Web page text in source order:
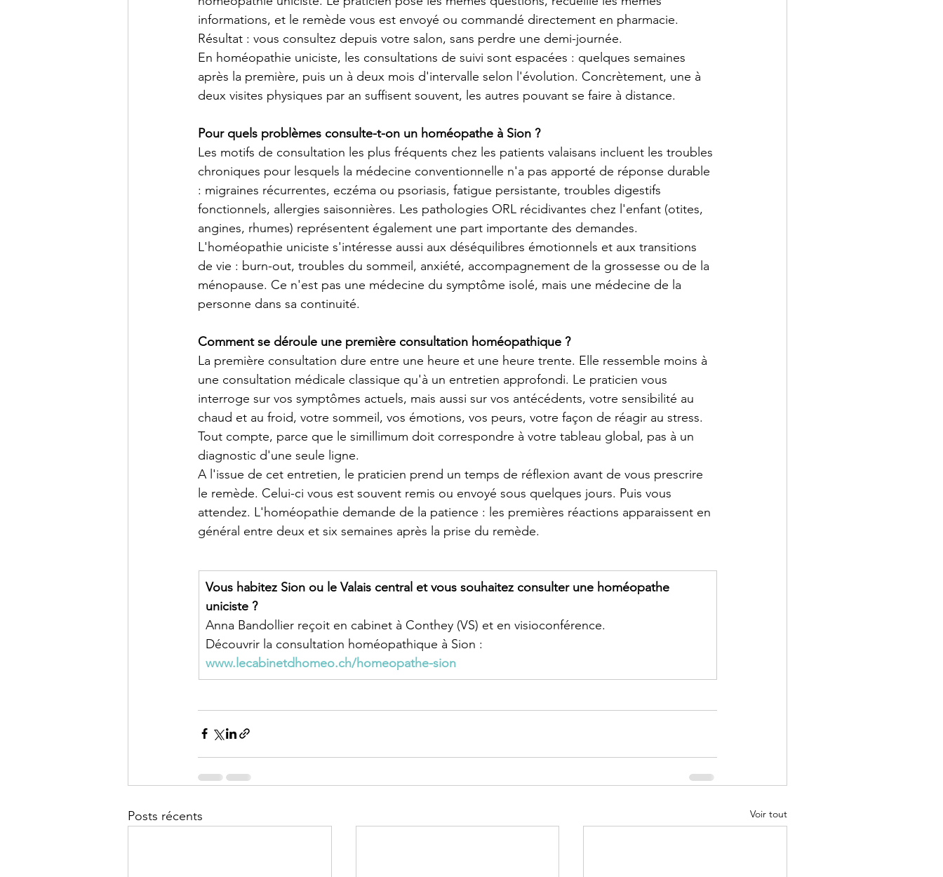
informations, et le remède vous est envoyé ou commandé directement en pharmacie.
Résultat : vous consultez depuis votre salon, sans perdre une demi-journée.
En homéopathie uniciste, les consultations de suivi sont espacées : quelques semaines
après la première, puis un à deux mois d'intervalle selon l'évolution. Concrètement, une à
deux visites physiques par an suffisent souvent, les autres pouvant se faire à distance.
Pour quels problèmes consulte-t-on un homéopathe à Sion ?
Les motifs de consultation les plus fréquents chez les patients valaisans incluent les troubles
chroniques pour lesquels la médecine conventionnelle n'a pas apporté de réponse durable
: migraines récurrentes, eczéma ou psoriasis, fatigue persistante, troubles digestifs
fonctionnels, allergies saisonnières. Les pathologies ORL récidivantes chez l'enfant (otites,
angines, rhumes) représentent également une part importante des demandes.
L'homéopathie uniciste s'intéresse aussi aux déséquilibres émotionnels et aux transitions
de vie : burn-out, troubles du sommeil, anxiété, accompagnement de la grossesse ou de la
ménopause. Ce n'est pas une médecine du symptôme isolé, mais une médecine de la
personne dans sa continuité.
Comment se déroule une première consultation homéopathique ?
La première consultation dure entre une heure et une heure trente. Elle ressemble moins à
une consultation médicale classique qu'à un entretien approfondi. Le praticien vous
interroge sur vos symptômes actuels, mais aussi sur vos antécédents, votre sensibilité au
chaud et au froid, votre sommeil, vos émotions, vos peurs, votre façon de réagir au stress.
Tout compte, parce que le simillimum doit correspondre à votre tableau global, pas à un
diagnostic d'une seule ligne.
A l'issue de cet entretien, le praticien prend un temps de réflexion avant de vous prescrire
le remède. Celui-ci vous est souvent remis ou envoyé sous quelques jours. Puis vous
attendez. L'homéopathie demande de la patience : les premières réactions apparaissent en
général entre deux et six semaines après la prise du remède.
Vous habitez Sion ou le Valais central et vous souhaitez consulter une homéopathe
uniciste ?
Anna Bandollier reçoit en cabinet à Conthey (VS) et en visioconférence.
Découvrir la consultation homéopathique à Sion :
www.lecabinetdhomeo.ch/homeopathe-sion
Posts récents Voir tout